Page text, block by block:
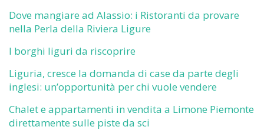
Dove mangiare ad Alassio: i Ristoranti da provare
nella Perla della Riviera Ligure
I borghi liguri da riscoprire
Liguria, cresce la domanda di case da parte degli
inglesi: un’opportunità per chi vuole vendere
Chalet e appartamenti in vendita a Limone Piemonte
direttamente sulle piste da sci